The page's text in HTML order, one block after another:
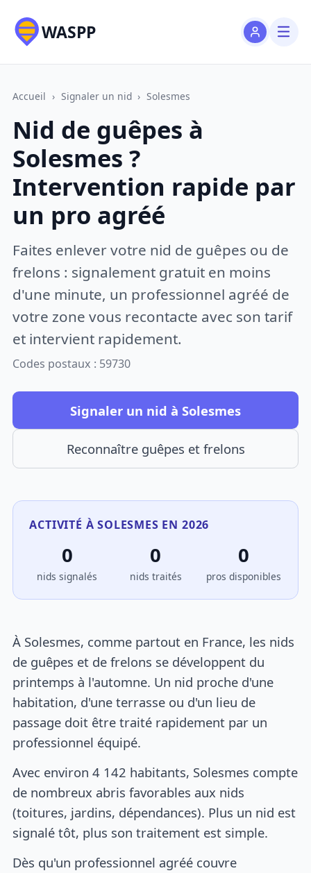
WASPP
Accueil › Signaler un nid › Solesmes
Nid de guêpes à
Solesmes ?
Intervention rapide par
un pro agréé
Faites enlever votre nid de guêpes ou de
frelons : signalement gratuit en moins
d'une minute, un professionnel agréé de
votre zone vous recontacte avec son tarif
et intervient rapidement.
Codes postaux : 59730
Signaler un nid à Solesmes
Reconnaître guêpes et frelons
ACTIVITÉ À SOLESMES EN 2026
0
nids signalés
0
nids traités
0
pros disponibles
À Solesmes, comme partout en France, les nids
de guêpes et de frelons se développent du
printemps à l'automne. Un nid proche d'une
habitation, d'une terrasse ou d'un lieu de
passage doit être traité rapidement par un
professionnel équipé.
Avec environ 4 142 habitants, Solesmes compte
de nombreux abris favorables aux nids
(toitures, jardins, dépendances). Plus un nid est
signalé tôt, plus son traitement est simple.
Dès qu'un professionnel agréé couvre